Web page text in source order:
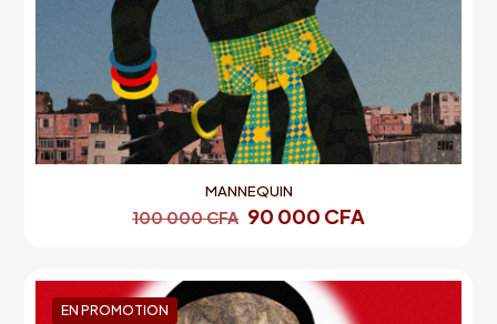
MANNEQUIN
100 000CFA 90 000 CFA
EN PROMOTION